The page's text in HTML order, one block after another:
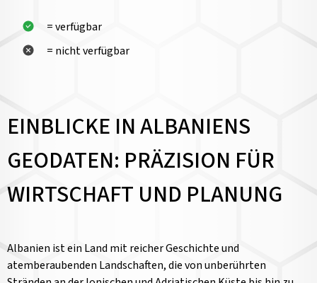
= verfügbar
= nicht verfügbar
EINBLICKE IN ALBANIENS
GEODATEN: PRÄZISION FÜR
WIRTSCHAFT UND PLANUNG
Albanien ist ein Land mit reicher Geschichte und
atemberaubenden Landschaften, die von unberührten